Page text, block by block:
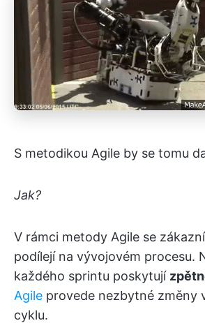
S metodikou Agile by se tomu
Jak?
V rámci metody Agile se
podílejí na vývojovém procesu.
každého sprintu poskytují
Agile provede nezbytné změny
cyklu.